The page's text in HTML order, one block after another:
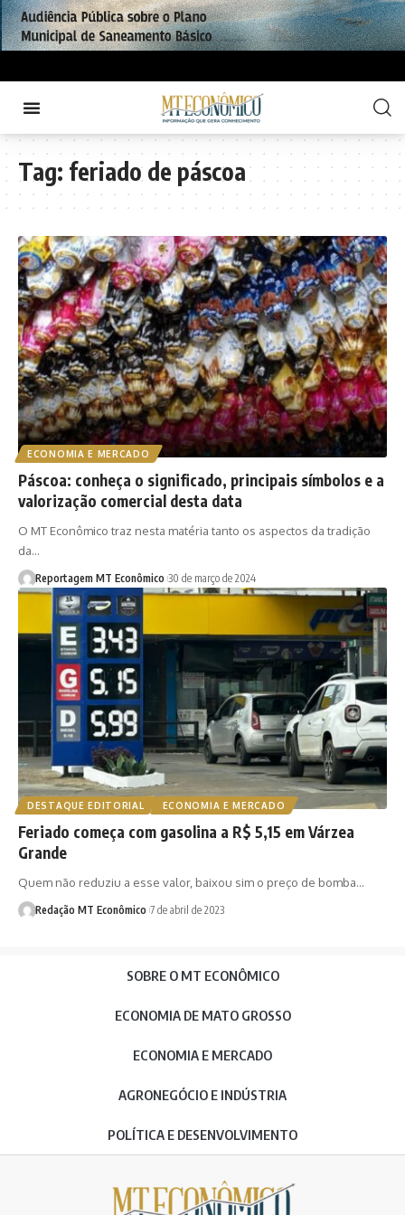
Tag: feriado de páscoa
ECONOMIA E MERCADO
Páscoa: conheça o significado, principais símbolos e a
valorização comercial desta data
O MT Econômico traz nesta matéria tanto os aspectos da tradição
da…
Reportagem MT Econômico 30 de março de 2024
DESTAQUE EDITORIAL ECONOMIA E MERCADO
Feriado começa com gasolina a R$ 5,15 em Várzea
Grande
Quem não reduziu a esse valor, baixou sim o preço de bomba…
Redação MT Econômico 7 de abril de 2023
SOBRE O MT ECONÔMICO
ECONOMIA DE MATO GROSSO
ECONOMIA E MERCADO
AGRONEGÓCIO E INDÚSTRIA
POLÍTICA E DESENVOLVIMENTO